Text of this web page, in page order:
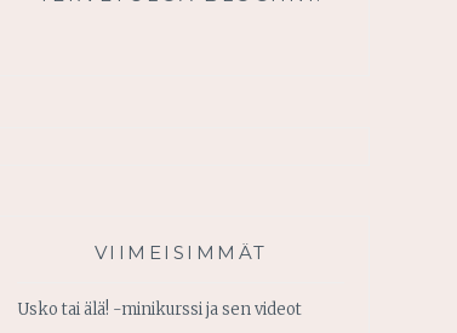
VIIMEISIMMÄT
Usko tai älä! -minikurssi ja sen videot